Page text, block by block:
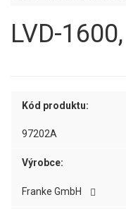
LVD-
Kód produktu:
97202A
Výrobce:
Franke GmbH